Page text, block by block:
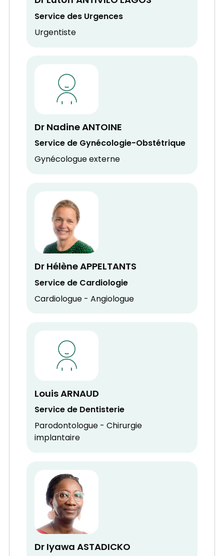
Service des Urgences
Urgentiste
Dr Nadine ANTOINE
Service de Gynécologie-Obstétrique
Gynécologue externe
Dr Hélène APPELTANTS
Service de Cardiologie
Cardiologue - Angiologue
Louis ARNAUD
Service de Dentisterie
Parodontologue - Chirurgie
implantaire
Dr Iyawa ASTADICKO